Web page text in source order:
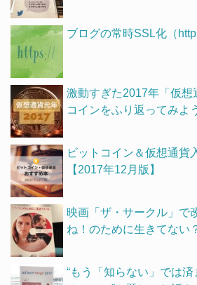
ブログの常時SSL化（
激動すぎた2017年「仮想
コインをふり返ってみよ
ビットコイン＆仮想通貨
【2017年12月版】
映画「ザ・サークル」で
ね！のために生きてない
“もう「知らない」では